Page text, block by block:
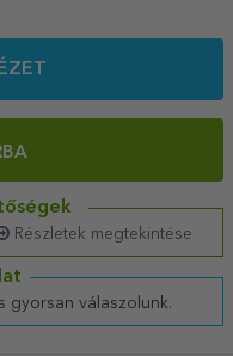
Részletek megtekintése
gyorsan válaszolunk.